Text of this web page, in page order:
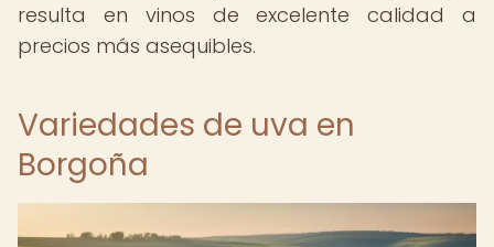
resulta en vinos de excelente calidad a
precios más asequibles.
Variedades de uva en
Borgoña